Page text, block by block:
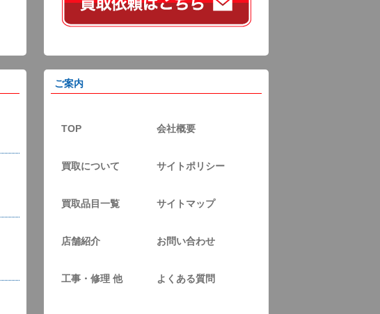
ご案内
TOP 会社概要
買取について サイトポリシー
買取品目一覧 サイトマップ
店舗紹介 お問い合わせ
工事・修理 他 よくある質問